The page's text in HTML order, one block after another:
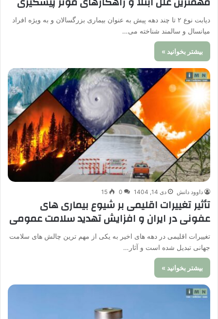
دیابت نوع ۲ تا چند دهه پیش به عنوان بیماری بزرگسالان و به ویژه افراد
میانسال و سالمند شناخته می…
بیشتر بخوانید »
داوود دانش دی 14, 1404 0
15
تأثیر تغییرات اقلیمی بر شیوع بیماری های
عفونی در ایران و افزایش تهدید سلامت عمومی
تغییرات اقلیمی در دهه های اخیر به یکی از مهم ترین چالش های سلامت
جهانی تبدیل شده است و آثار…
بیشتر بخوانید »